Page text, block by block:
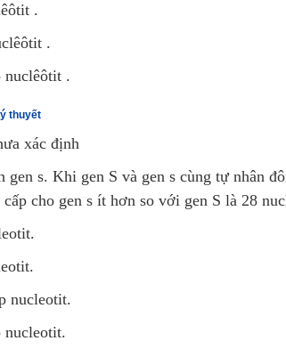
.
.
nuclêôtit .
thuyết
xác định
gen s. Khi gen S và gen s cùng tự nhân
cho gen s ít hơn so với gen S là 28
nucleotit.
nucleotit.